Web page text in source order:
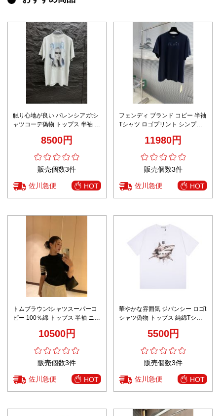
触り心地が良い バレンシアガtシ
ャツコーデ偽物 トップス 半袖 プ
8500円
販売個数3件
佐川急便 HOT
フェンディ ブランド コピー 半袖
Tシャツ ロゴプリント シンプル
11980円
販売個数3件
佐川急便 HOT
トムブラウンtシャツスーパーコ
ピー 100％綿 トップス 半袖 ニッ
10500円
販売個数3件
佐川急便 HOT
華やかな雰囲気 ジバンシー ロゴt
シャツ偽物 トップス 純綿Tシャ
5500円
販売個数3件
佐川急便 HOT